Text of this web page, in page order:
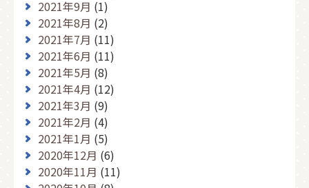
2021年9月 (1)
2021年8月 (2)
2021年7月 (11)
2021年6月 (11)
2021年5月 (8)
2021年4月 (12)
2021年3月 (9)
2021年2月 (4)
2021年1月 (5)
2020年12月 (6)
2020年11月 (11)